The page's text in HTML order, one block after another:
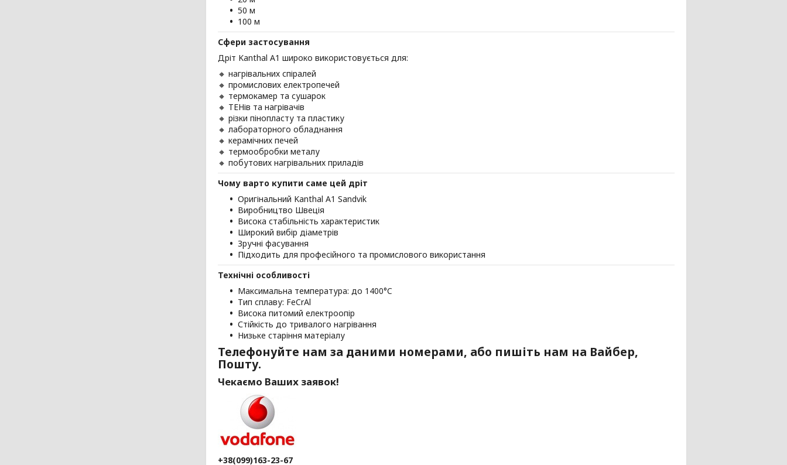
50 м
100 м
Сфери застосування
Дріт Kanthal A1 широко використовується для:
🔸 нагрівальних спіралей
🔸 промислових електропечей
🔸 термокамер та сушарок
🔸 ТЕНів та нагрівачів
🔸 різки пінопласту та пластику
🔸 лабораторного обладнання
🔸 керамічних печей
🔸 термообробки металу
🔸 побутових нагрівальних приладів
Чому варто купити саме цей дріт
Оригінальний Kanthal A1 Sandvik
Виробництво Швеція
Висока стабільність характеристик
Широкий вибір діаметрів
Зручні фасування
Підходить для професійного та промислового використання
Технічні особливості
Максимальна температура: до 1400°C
Тип сплаву: FeCrAl
Висока питомий електроопір
Стійкість до тривалого нагрівання
Низьке старіння матеріалу
Телефонуйте нам за даними номерами, або пишіть нам на Вайбер,
Пошту.
Чекаємо Ваших заявок!
+38(099)163-23-67